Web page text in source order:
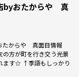
byおたからや 真
たからや 真面目情報
の方が町を行き交う光景
ます☆ ↑季語もしっかり